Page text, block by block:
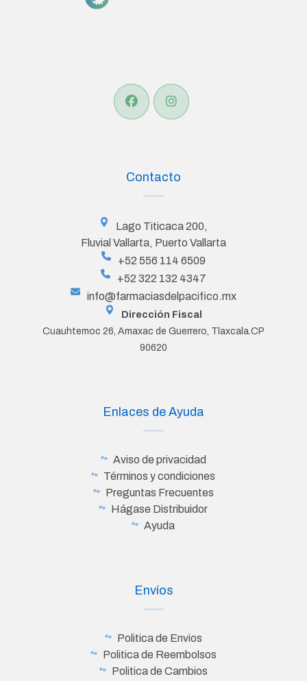
Contacto
Lago Titicaca 200,
Fluvial Vallarta, Puerto Vallarta
+52 556 114 6509
+52 322 132 4347
info@farmaciasdelpacifico.mx
Dirección Fiscal
Cuauhtemoc 26, Amaxac de Guerrero, Tlaxcala.CP
90620
Enlaces de Ayuda
Aviso de privacidad
Términos y condiciones
Preguntas Frecuentes
Hágase Distribuidor
Ayuda
Envíos
Politica de Envios
Politica de Reembolsos
Politica de Cambios